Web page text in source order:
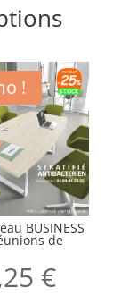
!
BUSINESS
de
€